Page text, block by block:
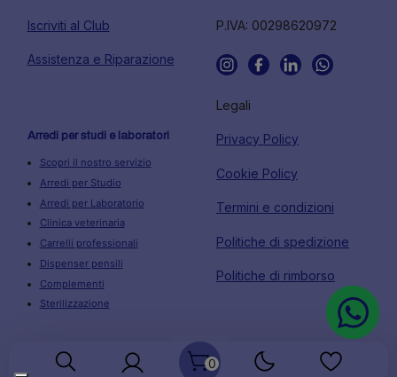
0
Iscriviti al Club
Assistenza e Riparazione
P.IVA: 00298620972
Arredi per studi e laboratori
Scopri il nostro servizio
Arredi per Studio
Arredi per Laboratorio
Clinica veterinaria
Carrelli professionali
Dispenser pensili
Complementi
Sterilizzazione
Legali
Privacy Policy
Cookie Policy
Termini e condizioni
Politiche di spedizione
Politiche di rimborso